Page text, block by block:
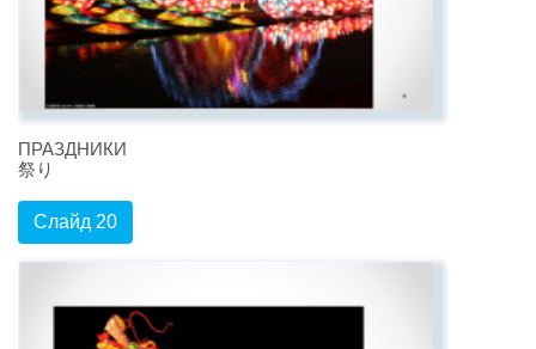
ПРАЗДНИКИ
祭り
Слайд 20